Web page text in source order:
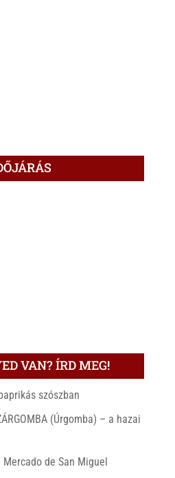
VAN? ÍRD MEG!
szószban
(Úrgomba) – a hazai
Mercado de San Miguel